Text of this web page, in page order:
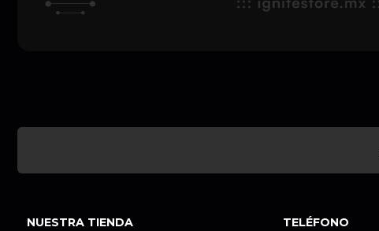
NUESTRA TIENDA TELÉFONO